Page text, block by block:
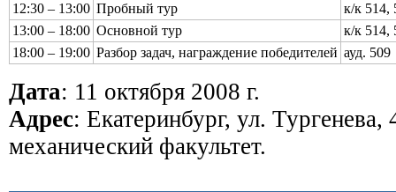
12:30 – 13:00 Пробный тур
к/к 514,
13:00 – 18:00 Основной тур
к/к 514,
18:00 – 19:00 Разбор задач, награждение победителей ауд. 509
Дата: 11 октября 2008 г.
Адрес: Екатеринбург, ул. Тургенева,
механический факультет.